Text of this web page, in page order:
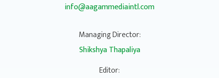
info@aagammediaintl.com
Managing Director:
Shikshya Thapaliya
Editor: